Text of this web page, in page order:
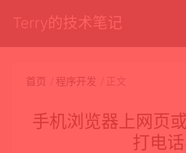
Terry的技术笔记
首页 程序开发 正文
手机浏览器上网页
打电